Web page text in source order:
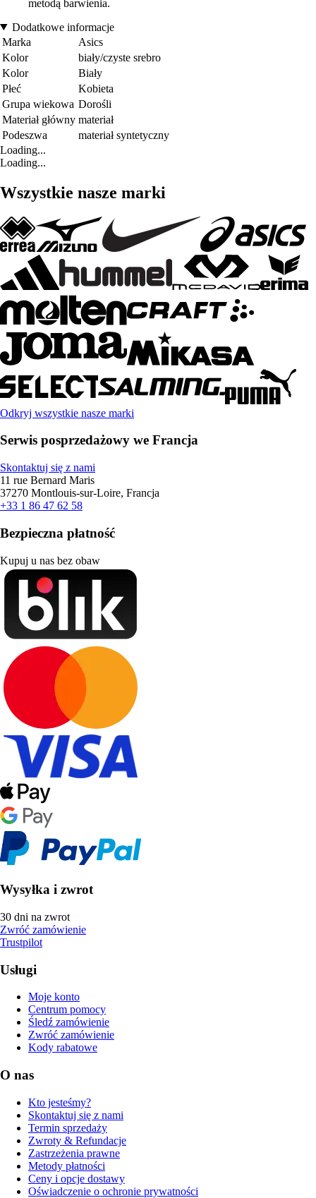
metodą barwienia.
Dodatkowe informacje
Marka
Asics
Kolor
biały/czyste srebro
Kolor
Biały
Płeć
Kobieta
Grupa wiekowa Dorośli
Materiał główny materiał
Podeszwa
materiał syntetyczny
Loading...
Loading...
Wszystkie nasze marki
Odkryj wszystkie nasze marki
Serwis posprzedażowy we Francja
Skontaktuj się z nami
11 rue Bernard Maris
37270 Montlouis-sur-Loire, Francja
+33 1 86 47 62 58
Bezpieczna płatność
Kupuj u nas bez obaw
Wysyłka i zwrot
30 dni na zwrot
Zwróć zamówienie
Trustpilot
Usługi
Moje konto
Centrum pomocy
Śledź zamówienie
Zwróć zamówienie
Kody rabatowe
O nas
Kto jesteśmy?
Skontaktuj się z nami
Termin sprzedaży
Zwroty & Refundacje
Zastrzeżenia prawne
Metody płatności
Ceny i opcje dostawy
Oświadczenie o ochronie prywatności